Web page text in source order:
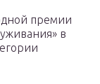
премии
в